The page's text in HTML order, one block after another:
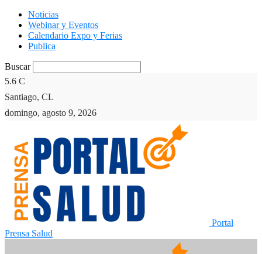
Noticias
Webinar y Eventos
Calendario Expo y Ferias
Publica
Buscar
5.6 C
Santiago, CL
domingo, agosto 9, 2026
Portal
Prensa Salud